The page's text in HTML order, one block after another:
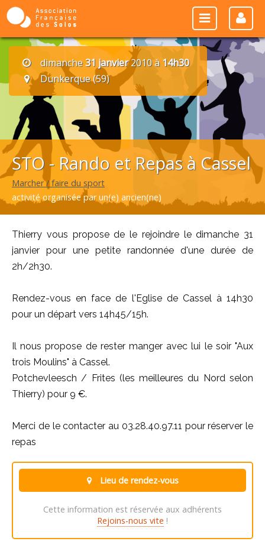
dimanche31 janvier2010 à 14h30
Dunkerque (59)
STO - Rando et Repas à Cassel
Marcher / faire du sport
activité organisée par un(e) ancien(ne)
Thierry vous propose de le rejoindre le dimanche 31
janvier pour une petite randonnée d'une durée de
2h/2h30.
Rendez-vous en face de l'Eglise de Cassel à 14h30
pour un départ vers 14h45/15h.
Il nous propose de rester manger avec lui le soir "Aux
trois Moulins" à Cassel.
Potchevleesch / Frites (les meilleures du Nord selon
Thierry) pour 9 €.
Merci de le contacter au 03.28.40.97.11 pour réserver le
repas
Lieu de rendez-vous
Cette information est réservée aux adhérents
Rejoins-nous vite !